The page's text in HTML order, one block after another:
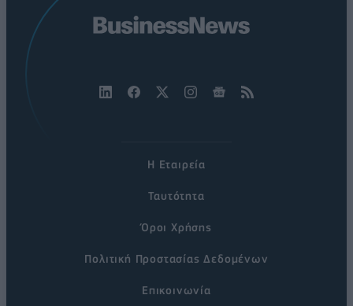
Η Εταιρεία
Ταυτότητα
Όροι Χρήσης
Πολιτική Προστασίας Δεδομένων
Επικοινωνία